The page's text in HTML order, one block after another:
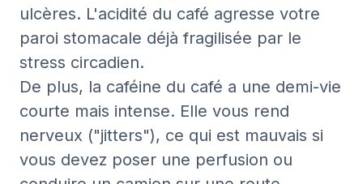
ulcères. L'acidité du café agresse votre
paroi stomacale déjà fragilisée par le
stress circadien.
De plus, la caféine du café a une demi-vie
courte mais intense. Elle vous rend
nerveux ("jitters"), ce qui est mauvais si
vous devez poser une perfusion ou